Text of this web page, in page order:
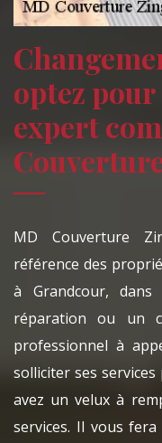
optez pour
expert
MD Couverture
référence des
à Grandcour,
réparation ou un
professionnel à
solliciter ses
avez un velux à
services. Il vous